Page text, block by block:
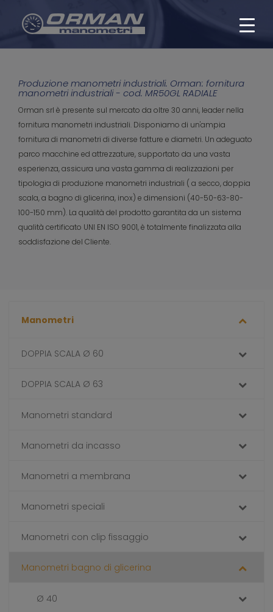
Produzione manometri industriali. Orman: fornitura
manometri industriali - cod. MR50GL RADIALE
Orman srl è presente sul mercato da oltre 30 anni, leader nella
fornitura manometri industriali. Disponiamo di un'ampia
fornitura di manometri di diverse fatture e diametri. Un adeguato
parco macchine ed attrezzature, supportato da una vasta
esperienza, assicura una vasta gamma di realizzazioni per
tipologia di produzione manometri industriali ( a secco, doppia
scala, a bagno di glicerina, inox) e dimensioni (40-50-63-80-
100-150 mm). La qualità del prodotto garantita da un sistema
qualità certificato UNI EN ISO 9001, è totalmente finalizzata alla
soddisfazione del Cliente.
Manometri
DOPPIA SCALA Ø 60
DOPPIA SCALA Ø 63
Manometri standard
Manometri da incasso
Manometri a membrana
Manometri speciali
Manometri con clip fissaggio
Manometri bagno di glicerina
Ø 40